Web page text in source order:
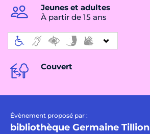
Jeunes et adultes
À partir de 15 ans
Couvert
Évènement proposé par :
bibliothèque Germaine Tillion